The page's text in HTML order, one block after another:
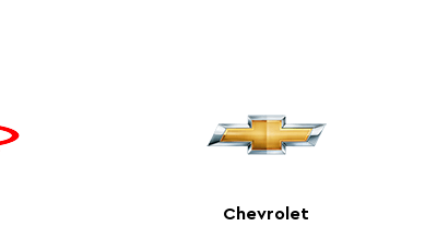
Chevrolet